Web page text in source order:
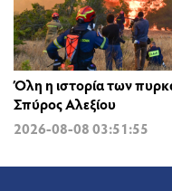
Όλη η ιστορία των
Σπύρος Αλεξίου
2026-08-08 03:51:55